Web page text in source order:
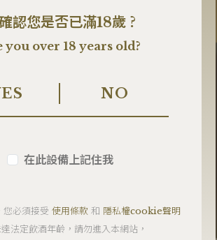
認您是否已滿18歲 ?
you over 18 years old?
NO
在此設備上記住我
您必須接受 使用條款 和 隱私權cookie聲明
法定飲酒年齡，請勿進入本網站，
MAME咖啡